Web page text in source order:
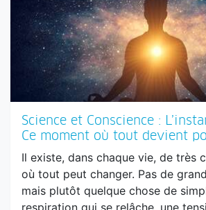
Science et Conscience :
Ce moment où tout devient
où tout peut changer. Pas de
mais plutôt quelque chose de
respiration qui se relâche, une
une...